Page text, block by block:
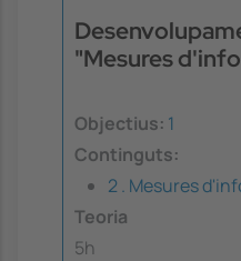
"Mesures
Objectius: 1
Continguts:
2 . Mesures
Teoria
5h